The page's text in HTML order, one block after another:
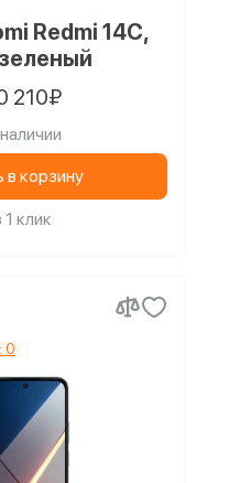
Redmi 14C,
210₽
в корзину
клик
0